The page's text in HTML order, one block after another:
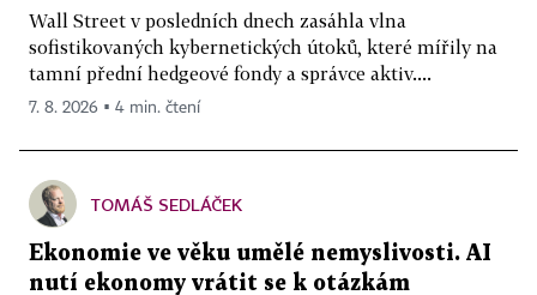
Wall Street v posledních dnech zasáhla vlna
sofistikovaných kybernetických útoků, které mířily na
tamní přední hedgeové fondy a správce aktiv....
7. 8. 2026 ▪ 4 min. čtení
TOMÁŠ SEDLÁČEK
Ekonomie ve věku umělé nemyslivosti. AI
nutí ekonomy vrátit se k otázkám